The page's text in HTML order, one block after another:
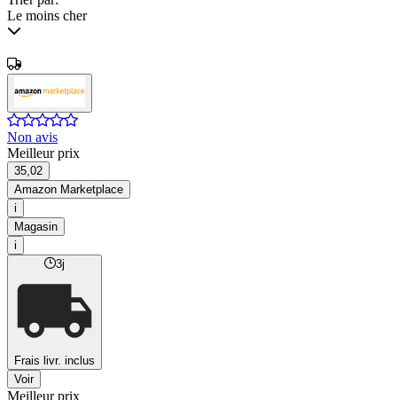
Le moins cher
Non avis
Meilleur prix
35,02
Amazon Marketplace
i
Magasin
i
3j
Frais livr. inclus
Voir
Meilleur prix